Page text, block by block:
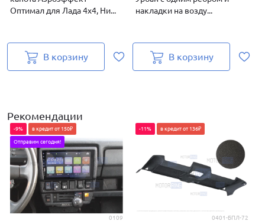
Оптимал для Лада 4х4, Ни...
В корзину
накладки на возду...
В корзину
Рекомендации
0109
-9% в кредит от 150₽
Отправим сегодня!
0401-БПЛ-72
-11% в кредит от 136₽